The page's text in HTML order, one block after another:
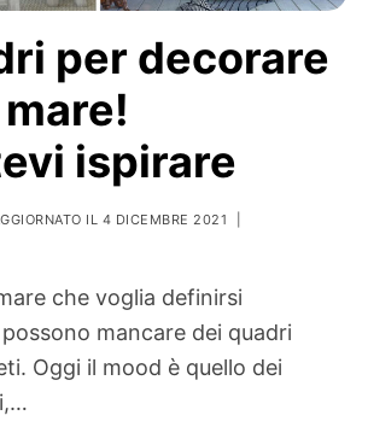
per decorare
ispirare
IL 4 DICEMBRE 2021
che voglia definirsi
mancare dei quadri
Oggi il mood è quello dei